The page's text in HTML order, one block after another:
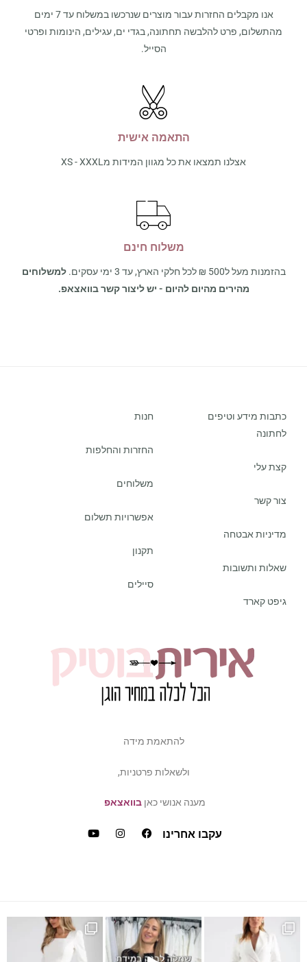
אנו מקבלים החזרות עבור מוצרים שנרכשו במשלוח עד 7 ימים
מהתשלום, פרט להלבשה תחתונה, בגדי ים, עגילים, הינומות ופרטי
הסייל.
התאמה אישית
אצלנו תמצאו את כל מגוון המידות מXS - XXXL
משלוח חינם
בהזמנות מעל ל500 ₪ לכל חלקי הארץ, עד 3 ימי עסקים.
למשלוחים
מהירים מהיום להיום - יש ליצור קשר בוואצאפ.
כתבות מידע וטיפים
לחתונה
קצת עלי
צור קשר
מדיניות אבטחה
שאלות ותשובות
גיפט קארד
חנות
החזרות והחלפות
משלוחים
אפשרויות תשלום
תקנון
סיילים
להתאמת מידה
ולשאלות פרטניות,
מענה אנושי כאןבוואצאפ
עקבו אחרינו
של פלאס סייז / מיד סכמה ביקשתן שהשמלה הזאת תחזו